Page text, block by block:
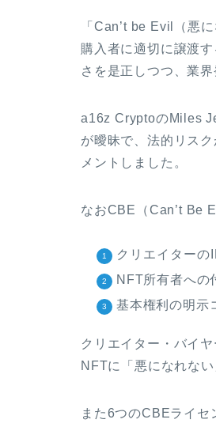
「Can’t be Evil（悪
購入者に適切に譲渡
さを是正しつつ、業
a16z CryptoのMiles
が曖昧で、法的リス
メントしました。
なおCBE（Can’t Be
クリエイターの
NFT所有者への
基本権利の明示
クリエイター・バイ
NFTに「悪になれな
また6つのCBEライセ